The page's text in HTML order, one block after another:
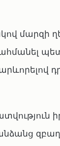
մարզի